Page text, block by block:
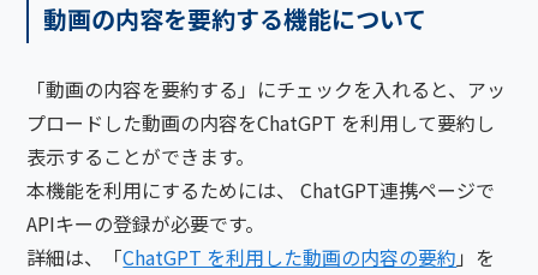
動画の内容を要約する機能について
「動画の内容を要約する」にチェックを入れると、アッ
プロードした動画の内容をChatGPT を利用して要約し
表示することができます。
本機能を利用にするためには、 ChatGPT連携ページで
APIキーの登録が必要です。
詳細は、「ChatGPT を利用した動画の内容の要約 」を